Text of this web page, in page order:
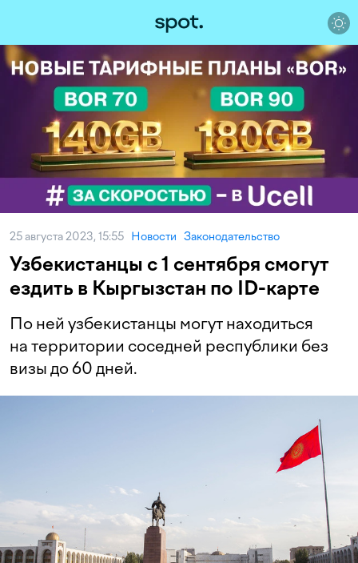
25 августа 2023, 15:55 Новости Законодательство
Узбекистанцы с 1 сентября смогут
ездить в Кыргызстан по ID-карте
По ней узбекистанцы могут находиться
на территории соседней республики без
визы до 60 дней.